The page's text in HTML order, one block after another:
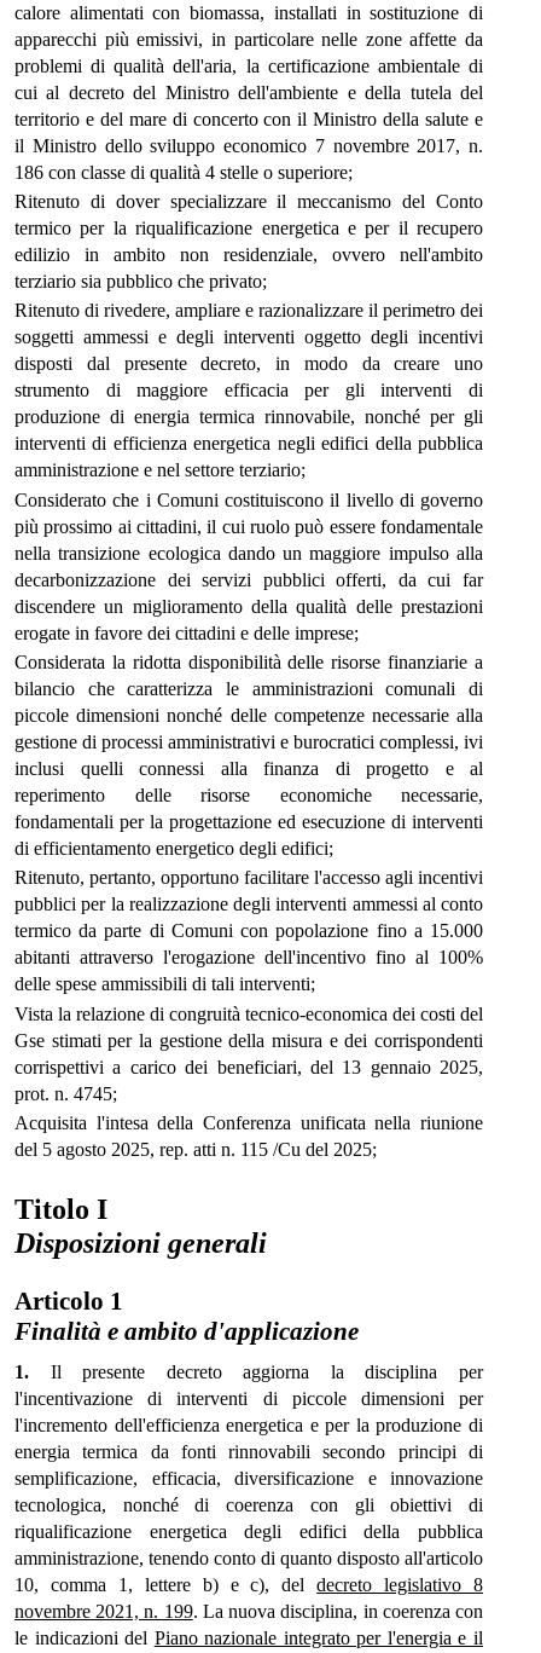
calore alimentati con biomassa, installati in sostituzione di
apparecchi più emissivi, in particolare nelle zone affette da
problemi di qualità dell'aria, la certificazione ambientale di
cui al decreto del Ministro dell'ambiente e della tutela del
territorio e del mare di concerto con il Ministro della salute e
il Ministro dello sviluppo economico 7 novembre 2017, n.
186 con classe di qualità 4 stelle o superiore;
Ritenuto di dover specializzare il meccanismo del Conto
termico per la riqualificazione energetica e per il recupero
edilizio in ambito non residenziale, ovvero nell'ambito
terziario sia pubblico che privato;
Ritenuto di rivedere, ampliare e razionalizzare il perimetro dei
soggetti ammessi e degli interventi oggetto degli incentivi
disposti dal presente decreto, in modo da creare uno
strumento di maggiore efficacia per gli interventi di
produzione di energia termica rinnovabile, nonché per gli
interventi di efficienza energetica negli edifici della pubblica
amministrazione e nel settore terziario;
Considerato che i Comuni costituiscono il livello di governo
più prossimo ai cittadini, il cui ruolo può essere fondamentale
nella transizione ecologica dando un maggiore impulso alla
decarbonizzazione dei servizi pubblici offerti, da cui far
discendere un miglioramento della qualità delle prestazioni
erogate in favore dei cittadini e delle imprese;
Considerata la ridotta disponibilità delle risorse finanziarie a
bilancio che caratterizza le amministrazioni comunali di
piccole dimensioni nonché delle competenze necessarie alla
gestione di processi amministrativi e burocratici complessi, ivi
inclusi quelli connessi alla finanza di progetto e al
reperimento delle risorse economiche necessarie,
fondamentali per la progettazione ed esecuzione di interventi
di efficientamento energetico degli edifici;
Ritenuto, pertanto, opportuno facilitare l'accesso agli incentivi
pubblici per la realizzazione degli interventi ammessi al conto
termico da parte di Comuni con popolazione fino a 15.000
abitanti attraverso l'erogazione dell'incentivo fino al 100%
delle spese ammissibili di tali interventi;
Vista la relazione di congruità tecnico-economica dei costi del
Gse stimati per la gestione della misura e dei corrispondenti
corrispettivi a carico dei beneficiari, del 13 gennaio 2025,
prot. n. 4745;
Acquisita l'intesa della Conferenza unificata nella riunione
del 5 agosto 2025, rep. atti n. 115 /Cu del 2025;
Titolo I
Disposizioni generali
Articolo 1
Finalità e ambito d'applicazione
1. Il presente decreto aggiorna la disciplina per
l'incentivazione di interventi di piccole dimensioni per
l'incremento dell'efficienza energetica e per la produzione di
energia termica da fonti rinnovabili secondo principi di
semplificazione, efficacia, diversificazione e innovazione
tecnologica, nonché di coerenza con gli obiettivi di
riqualificazione energetica degli edifici della pubblica
amministrazione, tenendo conto di quanto disposto all'articolo
10, comma 1, lettere b) e c), deldecreto legislativo 8
novembre 2021, n. 199. La nuova disciplina, in coerenza con
le indicazioni del Piano nazionale integrato per l'energia e il